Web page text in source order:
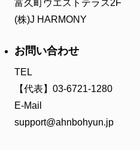
ギャラリー
CONTACT
お問い合わせ
富久町ウエストテラス2F
(株)J HARMONY
お問い合わせ
TEL
【代表】03-6721-1280
E-Mail
support@ahnbohyun.jp